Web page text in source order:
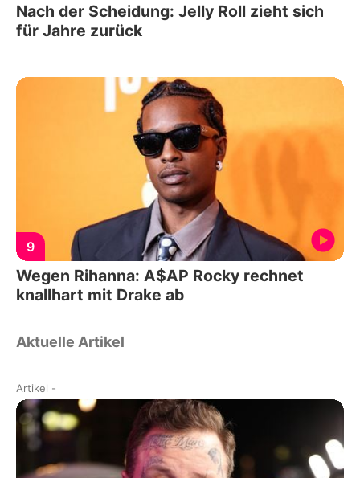
Nach der Scheidung: Jelly Roll zieht sich
für Jahre zurück
9
Wegen Rihanna: A$AP Rocky rechnet
knallhart mit Drake ab
Aktuelle Artikel
Artikel -